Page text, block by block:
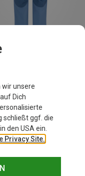
wir unsere
Dich
schließt ggf. die
den USA ein.
Privacy Site.